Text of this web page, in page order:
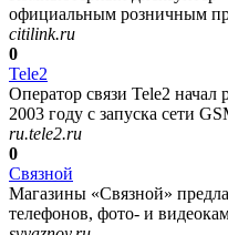
официальным розничным
citilink.ru
0
Tele2
Оператор связи Tele2 начал
2003 году с запуска сети
ru.tele2.ru
0
Связной
Магазины «Связной»
телефонов, фото- и